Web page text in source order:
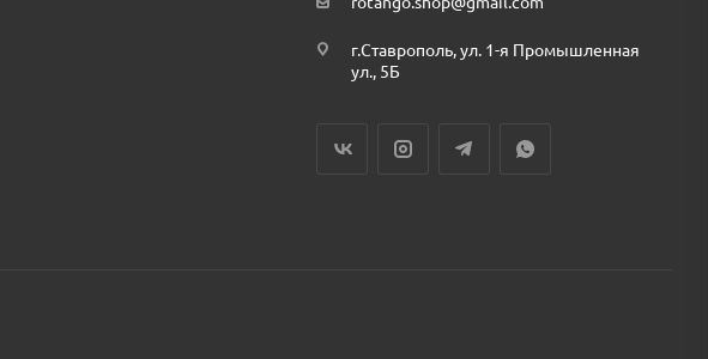
г.Ставрополь, ул. 1-я Промышленная
ул., 5Б